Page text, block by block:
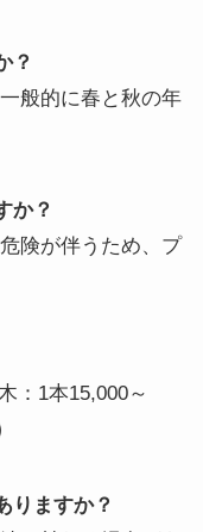
？
般的に春と秋の年
か？
険が伴うため、プ
：1本15,000～
りますか？